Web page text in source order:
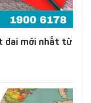
đai mới nhất từ